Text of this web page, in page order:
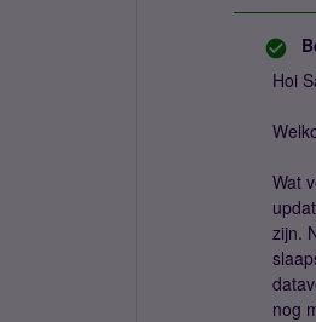
Hoi
Wat
zijn.
nog